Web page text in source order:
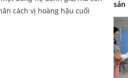
cách vị hoàng hậu cuối
sản